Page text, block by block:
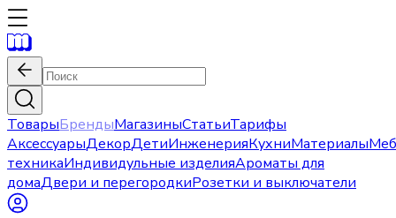
ТоварыБрендыМагазиныСтатьиТарифы
АксессуарыДекорДетиИнженерияКухниМатериалы
техникаИндивидульные изделияАроматы для
домаДвери и перегородкиРозетки и выключатели